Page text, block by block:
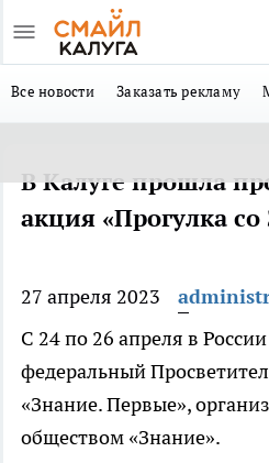
Все новости Заказать рекламу
В Калуге прошла
акция «Прогулка
27 апреля 2023
С 24 по 26 апреля в
федеральный
«Знание. Первые»,
обществом «Знание».